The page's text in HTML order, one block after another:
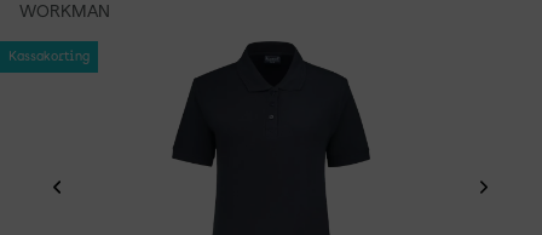
WORKMAN
Kassakorting